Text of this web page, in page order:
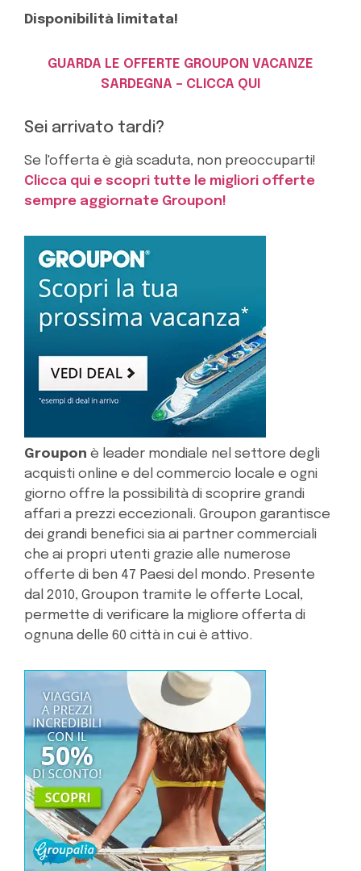
Disponibilità limitata!
GUARDA LE OFFERTE GROUPON VACANZE
SARDEGNA – CLICCA QUI
Sei arrivato tardi?
Se l'offerta è già scaduta, non preoccuparti!
Clicca qui e scopri tutte le migliori offerte
sempre aggiornate Groupon!
Groupon è leader mondiale nel settore degli
acquisti online e del commercio locale e ogni
giorno offre la possibilità di scoprire grandi
affari a prezzi eccezionali. Groupon garantisce
dei grandi benefici sia ai partner commerciali
che ai propri utenti grazie alle numerose
offerte di ben 47 Paesi del mondo. Presente
dal 2010, Groupon tramite le offerte Local,
permette di verificare la migliore offerta di
ognuna delle 60 città in cui è attivo.